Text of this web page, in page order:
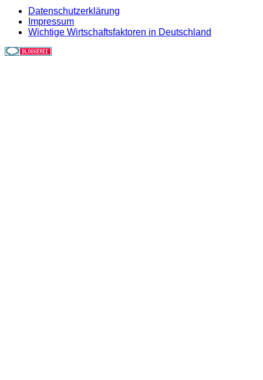
Datenschutzerklärung
Impressum
Wichtige Wirtschaftsfaktoren in Deutschland